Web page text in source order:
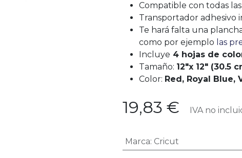
Compatible con todas
Transportador adhesivo
Te hará falta una
como por ejemplo las
Incluye 4 hojas de
Tamaño: 12"x 12" (30.5
Color: Red, Royal Blue,
19,83 € IVA no
Marca: Cricut